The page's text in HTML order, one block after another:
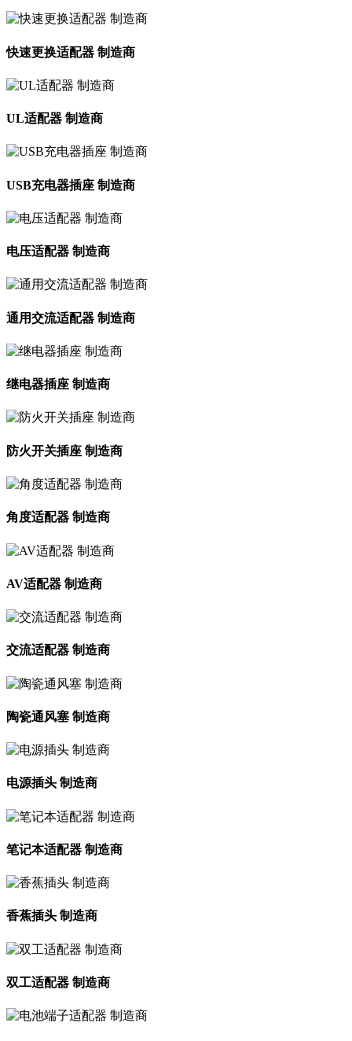
快速更换适配器 制造商
UL适配器 制造商
USB充电器插座 制造商
电压适配器 制造商
通用交流适配器 制造商
继电器插座 制造商
防火开关插座 制造商
角度适配器 制造商
AV适配器 制造商
交流适配器 制造商
陶瓷通风塞 制造商
电源插头 制造商
笔记本适配器 制造商
香蕉插头 制造商
双工适配器 制造商